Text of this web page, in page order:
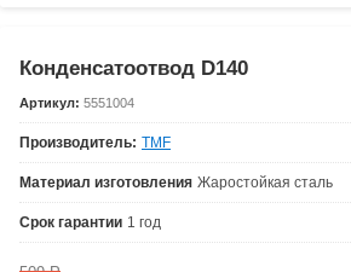
Конденсатоотвод D140
Артикул: 5551004
Производитель: TMF
Материал изготовления Жаростойкая сталь
Срок гарантии 1 год